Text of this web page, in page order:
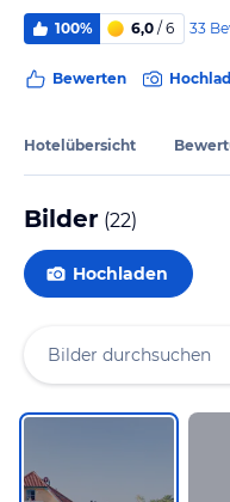
100% 6,0 / 6 33
Bewerten
Hotelübersicht
Bilder (22)
Hochladen